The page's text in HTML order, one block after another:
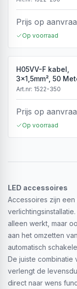
Prijs op
Op voorraad
H05VV-F kabel,
3x1,5mm², 50
Art.nr: 1522-350
Prijs op
Op voorraad
LED accessoires
Accessoires zijn
alleen werkt, maar
aan het omzetten
automatisch
De juiste combinatie
verlengt de
direct naar wens